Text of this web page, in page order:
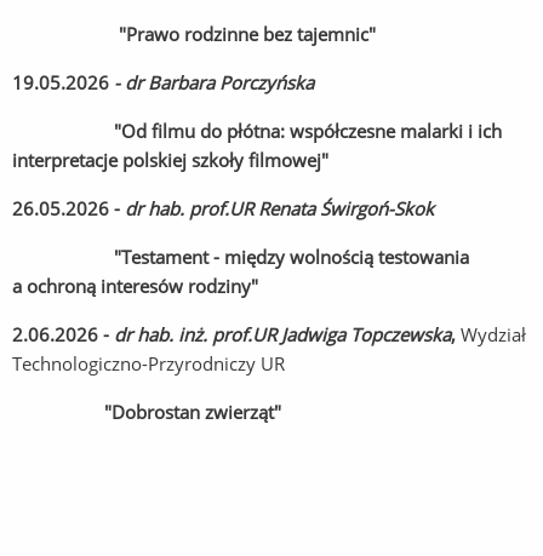
"Prawo rodzinne bez tajemnic"
19.05.2026 - dr Barbara Porczyńska
"Od filmu do płótna: współczesne malarki i ich
interpretacje polskiej szkoły filmowej"
26.05.2026 - dr hab. prof.UR Renata Świrgoń-Skok
"Testament - między wolnością testowania
a ochroną interesów rodziny"
2.06.2026 - dr hab. inż. prof.UR Jadwiga Topczewska, Wydział
Technologiczno-Przyrodniczy UR
"Dobrostan zwierząt"